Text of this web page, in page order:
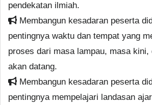
pendekatan ilmiah.
Membangun kesadaran peserta
pentingnya waktu dan tempat yang
proses dari masa lampau, masa kini,
akan datang.
Membangun kesadaran peserta
pentingnya mempelajari landasan